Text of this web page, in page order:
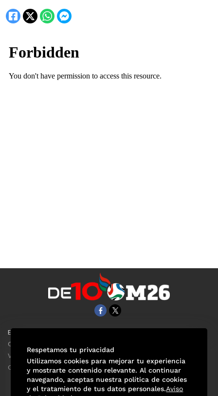
EL UNIVERSAL
Clase
ViveUSA
Confabulario
Respetamos tu privacidad
Utilizamos cookies para mejorar tu experiencia
y mostrarte contenido relevante. Al continuar
navegando, aceptas nuestra política de cookies
y el tratamiento de tus datos personales.Aviso